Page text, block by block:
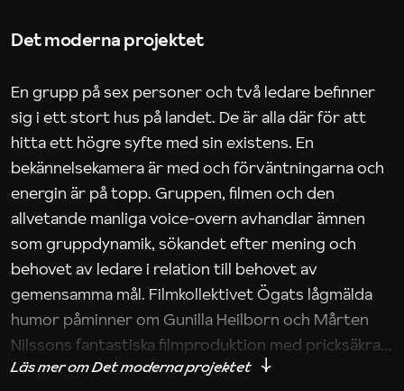
Det moderna projektet
En grupp på sex personer och två ledare befinner
sig i ett stort hus på landet. De är alla där för att
hitta ett högre syfte med sin existens. En
bekännelsekamera är med och förväntningarna och
energin är på topp. Gruppen, filmen och den
allvetande manliga voice-overn avhandlar ämnen
som gruppdynamik, sökandet efter mening och
behovet av ledare i relation till behovet av
gemensamma mål. Filmkollektivet Ögats lågmälda
humor påminner om Gunilla Heilborn och Mårten
Nilssons fantastiska filmproduktion med pricksäkra
iakttagelser om hur svårt det kan vara att omsätta